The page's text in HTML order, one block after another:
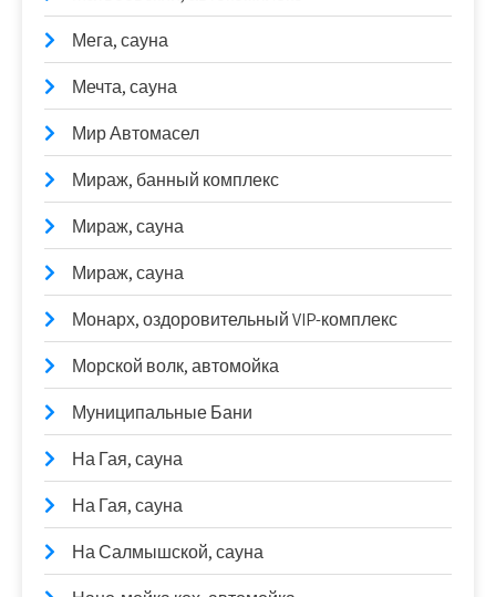
Мега, сауна
Мечта, сауна
Мир Автомасел
Мираж, банный комплекс
Мираж, сауна
Мираж, сауна
Монарх, оздоровительный VIP-комплекс
Морской волк, автомойка
Муниципальные Бани
На Гая, сауна
На Гая, сауна
На Салмышской, сауна